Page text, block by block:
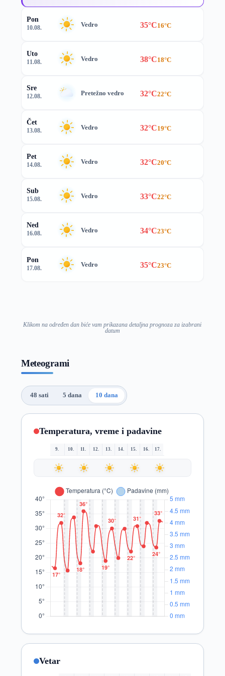
Pon
10.08. Vedro 35°C16°C
Uto
11.08. Vedro 38°C18°C
Sre
12.08. Pretežno vedro 32°C22°C
Čet
13.08. Vedro 32°C19°C
Pet
14.08. Vedro 32°C20°C
Sub
15.08. Vedro 33°C22°C
Ned
16.08. Vedro 34°C23°C
Pon
17.08. Vedro 35°C23°C
Klikom na određen dan biće vam prikazana detaljna prognoza za izabrani
datum
Meteogrami
48 sati 5 dana 10 dana
Temperatura, vreme i padavine
9. 10. 11. 12. 13. 14. 15. 16. 17.
Vetar